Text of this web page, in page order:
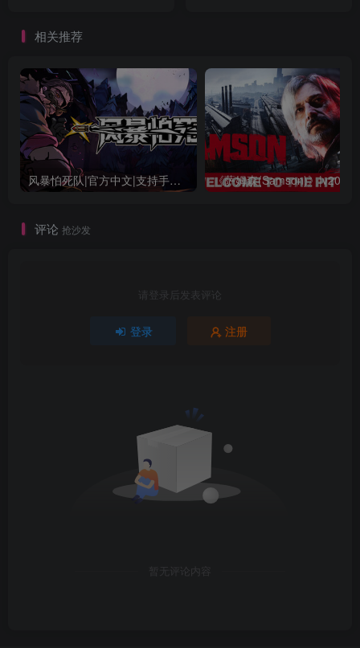
相关推荐
风暴怕死队|官方中文|支持手柄|Pass the Fear
评论 抢沙发
请登录后发表评论
登录 注册
暂无评论内容